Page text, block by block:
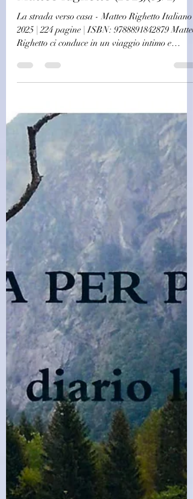
(C0548)La strada verso casa -
Matteo Righetto (2025)(65/2)
La strada verso casa - Matteo Righetto Italiano |
2025 | 224 pagine | ISBN: 9788891842879 Matteo
solo come luogo fisico ma come rifugio
dell'anima e simbolo di appartenenza. Fin dai
suoi primi passi, l'autore ha sentito il richiamo
irresistibile dei boschi ombrosi, delle vette
maestose e dei sentieri che sembrano condurre
verso l'infinito. Questo